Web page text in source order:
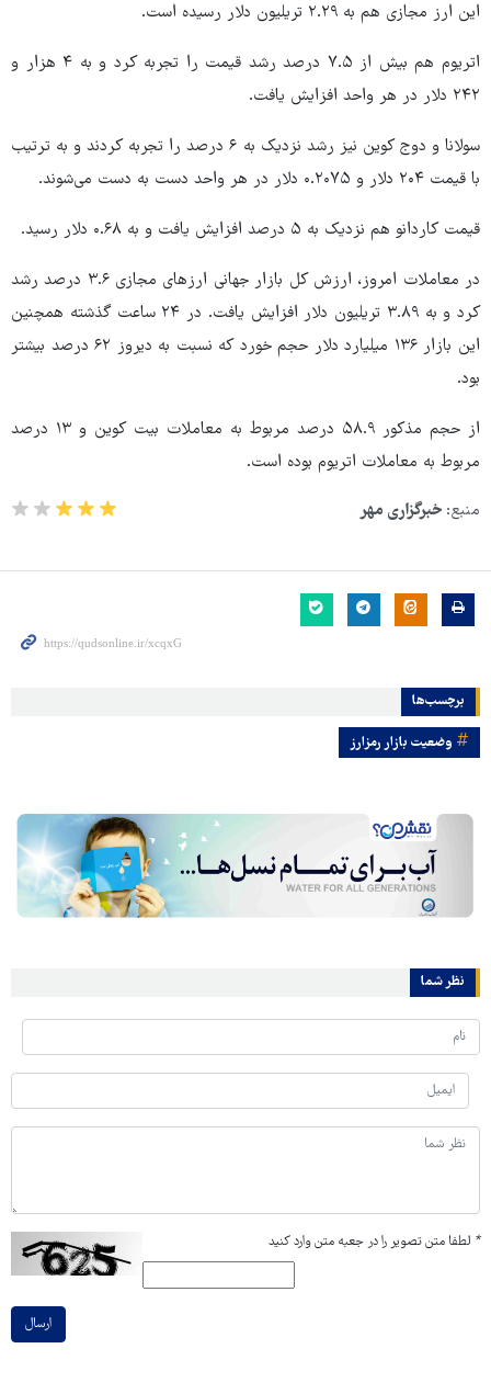
این ارز مجازی هم به ۲.۲۹ تریلیون دلار رسیده است.
اتریوم هم بیش از ۷.۵ درصد رشد قیمت را تجربه کرد و به ۴ هزار و
۲۴۲ دلار در هر واحد افزایش یافت.
سولانا و دوج کوین نیز رشد نزدیک به ۶ درصد را تجربه کردند و به ترتیب
با قیمت ۲۰۴ دلار و ۰.۲۰۷۵ دلار در هر واحد دست به دست می‌شوند.
قیمت کاردانو هم نزدیک به ۵ درصد افزایش یافت و به ۰.۶۸ دلار رسید.
در معاملات امروز، ارزش کل بازار جهانی ارزهای مجازی ۳.۶ درصد رشد
کرد و به ۳.۸۹ تریلیون دلار افزایش یافت. در ۲۴ ساعت گذشته همچنین
این بازار ۱۳۶ میلیارد دلار حجم خورد که نسبت به دیروز ۶۲ درصد بیشتر
بود.
از حجم مذکور ۵۸.۹ درصد مربوط به معاملات بیت کوین و ۱۳ درصد
مربوط به معاملات اتریوم بوده است.
منبع: خبرگزاری مهر
برچسب‌ها
وضعیت بازار رمزارز
نظر شما
* لطفا متن تصویر را در جعبه متن وارد کنید
ارسال